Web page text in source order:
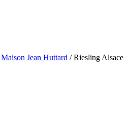
Maison Jean Huttard / Riesling Alsace